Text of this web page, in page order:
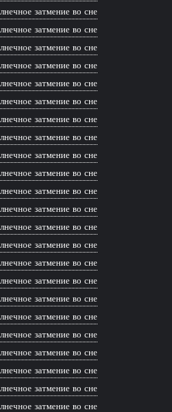
затмение во сне
затмение во сне
затмение во сне
затмение во сне
затмение во сне
затмение во сне
затмение во сне
затмение во сне
затмение во сне
затмение во сне
затмение во сне
затмение во сне
затмение во сне
затмение во сне
затмение во сне
затмение во сне
затмение во сне
затмение во сне
затмение во сне
затмение во сне
затмение во сне
затмение во сне
затмение во сне